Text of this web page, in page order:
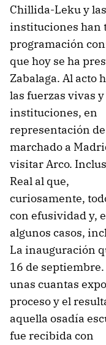
Chillida-Leku y las
instituciones han
programación
que hoy se ha
Zabalaga. Al acto
las fuerzas vivas
instituciones, en
representación
marchado a
visitar Arco.
Real al que,
curiosamente,
con efusividad y,
algunos casos,
La inauguración
16 de
unas cuantas
proceso y el
aquella osadía
fue recibida con